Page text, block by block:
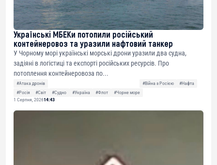
Українські МБЕКи потопили російський
контейнеровоз та уразили нафтовий танкер
У Чорному морі українські морські дрони уразили два судна,
задіяні в логістиці та експорті російських ресурсів. Про
потоплення контейнеровоза по...
#Атака дронів #Війна з Росією
#Нафта
#Росія
#Світ #Судно #Україна #Флот
#Чорне море
1 Серпня, 202614:43